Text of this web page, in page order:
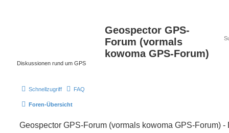
Geospector GPS-
Forum (vormals
kowoma GPS-Forum)
Diskussionen rund um GPS
Schnellzugriff FAQ
Foren-Übersicht
Geospector GPS-Forum (vormals kowoma GPS-Forum)